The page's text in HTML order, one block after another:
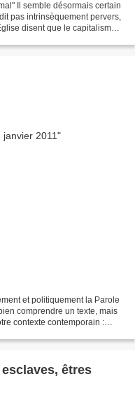
Il semble désormais certain
pas intrinsèquement pervers,
disent que le capitalisme a
et politiquement la Parole
comprendre un texte, mais
contexte contemporain :
êtres